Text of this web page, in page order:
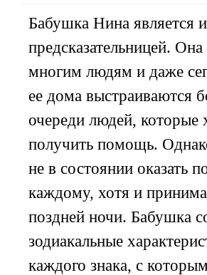
Бабушка Нина является
предсказательницей.
многим людям и даже
ее дома выстраиваются
очереди людей, которые
получить помощь.
не в состоянии оказать
каждому, хотя и
поздней ночи. Бабушка
зодиакальные
каждого знака, с